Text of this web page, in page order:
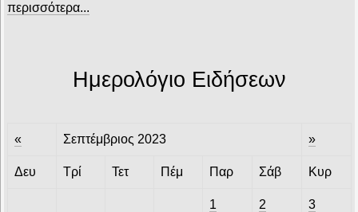
περισσότερα...
Ημερολόγιο Ειδήσεων
« Σεπτέμβριος 2023 »
Δευ Τρί Τετ Πέμ Παρ Σάβ Κυρ
1 2 3